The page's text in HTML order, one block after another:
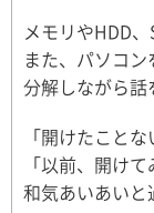
メモリやHDD、
また、パソコ
分解しながら話
「開けたこと
「以前、開け
和気あいあいと